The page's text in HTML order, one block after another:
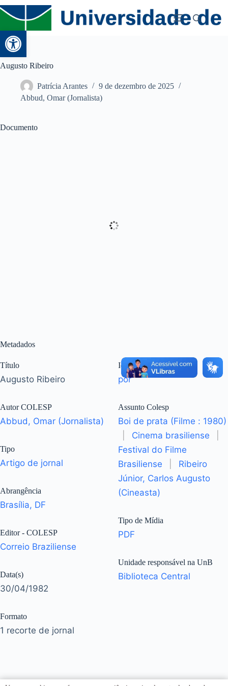
Abrir a barra de ferramentas
Augusto Ribeiro
Patrícia Arantes
9 de dezembro de 2025
Abbud, Omar (Jornalista)
Documento
Metadados
Título
Augusto Ribeiro
Autor COLESP
Abbud, Omar (Jornalista)
Tipo
Artigo de jornal
Abrangência
Brasília, DF
Editor - COLESP
Correio Braziliense
Data(s)
30/04/1982
Formato
1 recorte de jornal
Idioma
por
Assunto Colesp
Boi de prata (Filme : 1980)
Cinema brasiliense
Festival do Filme
Brasiliense
Ribeiro
Júnior, Carlos Augusto
(Cineasta)
Tipo de Mídia
PDF
Unidade responsável na UnB
Biblioteca Central